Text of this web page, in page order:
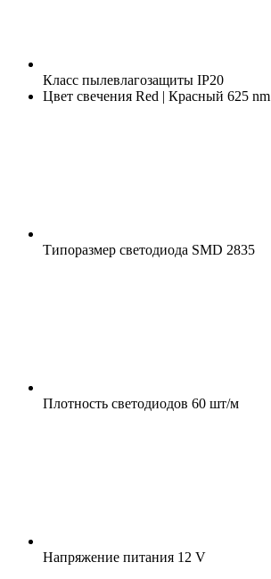
Класс пылевлагозащиты IP20
Цвет свечения Red | Красный 625 nm
Типоразмер светодиода SMD 2835
Плотность светодиодов 60 шт/м
Напряжение питания 12 V